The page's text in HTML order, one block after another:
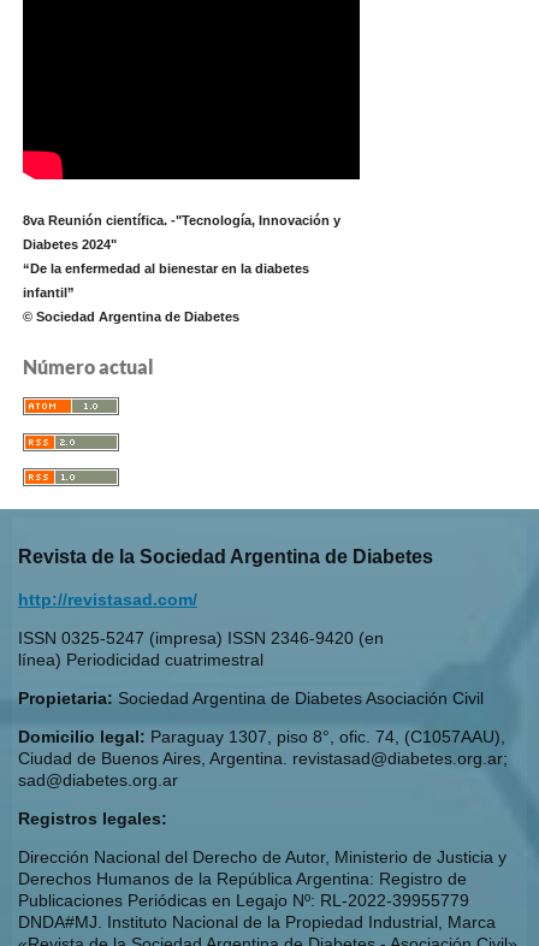
8va Reunión científica. -"Tecnología, Innovación y
Diabetes 2024"
“De la enfermedad al bienestar en la diabetes
infantil”
© Sociedad Argentina de Diabetes
Número actual
Revista de la Sociedad Argentina de Diabetes
http://revistasad.com/
ISSN 0325-5247 (impresa) ISSN 2346-9420 (en
línea) Periodicidad cuatrimestral
Propietaria: Sociedad Argentina de Diabetes Asociación Civil
Domicilio legal: Paraguay 1307, piso 8°, ofic. 74, (C1057AAU),
Ciudad de Buenos Aires, Argentina. revistasad@diabetes.org.ar;
sad@diabetes.org.ar
Registros legales:
Dirección Nacional del Derecho de Autor, Ministerio de Justicia y
Derechos Humanos de la República Argentina: Registro de
Publicaciones Periódicas en Legajo Nº: RL-2022-39955779
DNDA#MJ. Instituto Nacional de la Propiedad Industrial, Marca